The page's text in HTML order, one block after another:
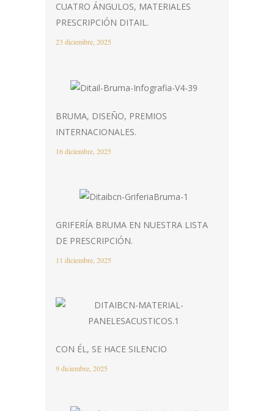
CUATRO ÁNGULOS, MATERIALES
PRESCRIPCIÓN DITAIL.
23 diciembre, 2025
BRUMA, DISEÑO, PREMIOS
INTERNACIONALES.
16 diciembre, 2025
GRIFERÍA BRUMA EN NUESTRA LISTA
DE PRESCRIPCIÓN.
11 diciembre, 2025
CON ÉL, SE HACE SILENCIO
9 diciembre, 2025